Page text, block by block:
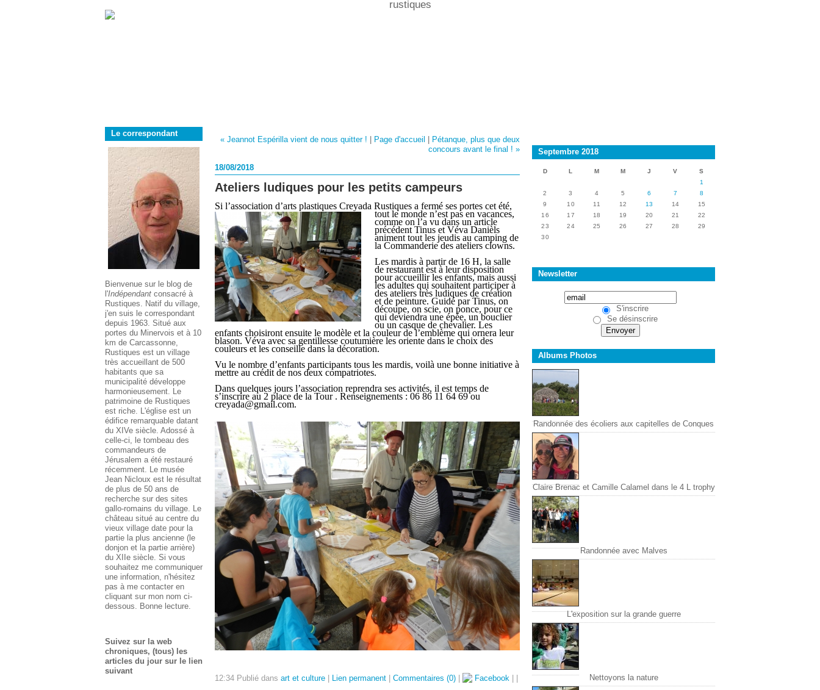
rustiques
Le correspondant
Bienvenue sur le blog de
l'Indépendant consacré à
Rustiques. Natif du village,
j'en suis le correspondant
depuis 1963. Situé aux
portes du Minervois et à 10
km de Carcassonne,
Rustiques est un village
très accueillant de 500
habitants que sa
municipalité développe
harmonieusement. Le
patrimoine de Rustiques
est riche. L'église est un
édifice remarquable datant
du XIVe siècle. Adossé à
celle-ci, le tombeau des
commandeurs de
Jérusalem a été restauré
récemment. Le musée
Jean Nicloux est le résultat
de plus de 50 ans de
recherche sur des sites
gallo-romains du village. Le
château situé au centre du
vieux village date pour la
partie la plus ancienne (le
donjon et la partie arrière)
du XIIe siècle. Si vous
souhaitez me communiquer
une information, n'hésitez
pas à me contacter en
cliquant sur mon nom ci-
dessous. Bonne lecture.
Suivez sur la web
chroniques, (tous) les
articles du jour sur le lien
suivant
Septembre 2018
D L M M J V
S
1
2
3 4 5 6 7
8
9
10 11 12 13 14
15
16
17 18 19 20 21
22
23
24 25 26 27 28
29
30
Newsletter
S'inscrire
Se désinscrire
Albums Photos
Randonnée des écoliers aux capitelles de Conques
Claire Brenac et Camille Calamel dans le 4 L trophy
Randonnée avec Malves
L'exposition sur la grande guerre
Nettoyons la nature
« Jeannot Espérilla vient de nous quitter ! Page d'accueil
Pétanque, plus que deux
concours avant le final ! »
18/08/2018
Ateliers ludiques pour les petits campeurs
Si l’association d’arts plastiques Creyada Rustiques a fermé ses portes cet été,
tout le monde n’est pas envacances,
comme on l’a vu dans un article
précédent Tinus et Véva Danièls
animent tout les jeudis au camping de
la Commanderie des ateliers clowns.
Les mardis à partir de 16 H, la salle
de restaurant est à leur disposition
pour accueillir les enfants, mais aussi
les adultes qui souhaitent participer à
des ateliers très ludiques de création
et de peinture. Guidé par Tinus, on
découpe, on scie, on ponce, pour ce
qui deviendra une épée, un bouclier
ou un casque de chevalier. Les
enfants choisiront ensuite le modèle et la couleur de l’emblème qui ornera leur
blason. Véva avec sa gentillesse coutumière les oriente dans le choix des
couleurs et les conseille dans la décoration.
Vu le nombre d’enfants participants tous les mardis, voilà une bonne initiative à
mettre au crédit de nos deux compatriotes.
Dans quelques jours l’association reprendra ses activités, il est temps de
s’inscrire au 2 place de la Tour . Renseignements : 06 86 11 64 69 ou
creyada@gmail.com.
12:34 Publié dans art et culture Lien permanent Commentaires (0) Facebook